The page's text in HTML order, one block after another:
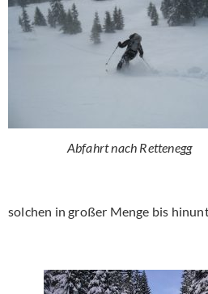
Abfahrt nach Rettenegg
solchen in großer Menge bis